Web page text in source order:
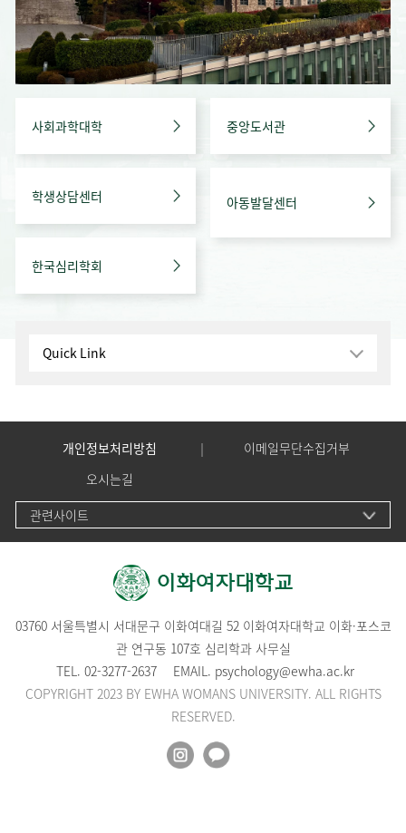
사회과학대학 중앙도서관
학생상담센터 아동발달센터
한국심리학회
Quick Link
개인정보처리방침
이메일무단수집거부
오시는길
관련사이트
03760 서울특별시 서대문구 이화여대길 52 이화여자대학교 이화·포스코
관 연구동 107호 심리학과 사무실
TEL. 02-3277-2637 EMAIL. psychology@ewha.ac.kr
COPYRIGHT 2023 BY EWHA WOMANS UNIVERSITY. ALL RIGHTS
RESERVED.